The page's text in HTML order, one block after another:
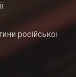
російської